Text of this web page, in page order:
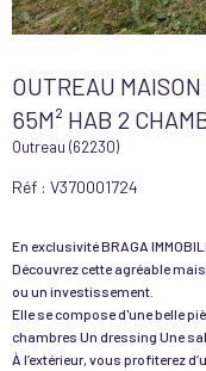
OUTREAU
65M² HAB 2
Outreau (62230)
Réf : V370001724
En exclusivité BRAGA
Découvrez cette agréable
ou un investissement.
Elle se compose d'une belle
chambres Un dressing Une
À l’extérieur, vous profiterez